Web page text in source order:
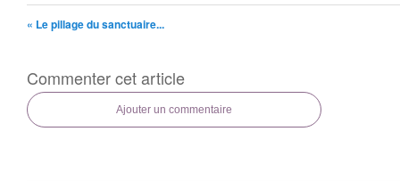
« Le pillage du sanctuaire...
Commenter cet article
Ajouter un commentaire